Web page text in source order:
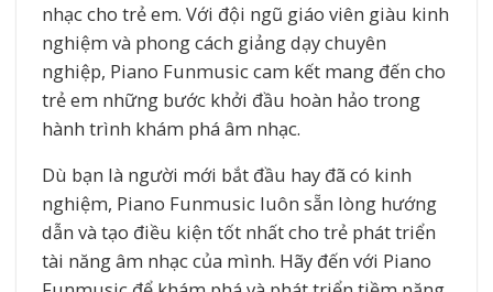
nhạc cho trẻ em. Với đội ngũ giáo viên giàu kinh
nghiệm và phong cách giảng dạy chuyên
nghiệp, Piano Funmusic cam kết mang đến cho
trẻ em những bước khởi đầu hoàn hảo trong
hành trình khám phá âm nhạc.
Dù bạn là người mới bắt đầu hay đã có kinh
nghiệm, Piano Funmusic luôn sẵn lòng hướng
dẫn và tạo điều kiện tốt nhất cho trẻ phát triển
tài năng âm nhạc của mình. Hãy đến với Piano